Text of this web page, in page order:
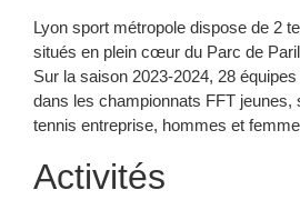
Lyon sport métropole dispose de 2
situés en plein cœur du Parc de
Sur la saison 2023-2024, 28
dans les championnats FFT jeunes,
tennis entreprise, hommes et
Activités